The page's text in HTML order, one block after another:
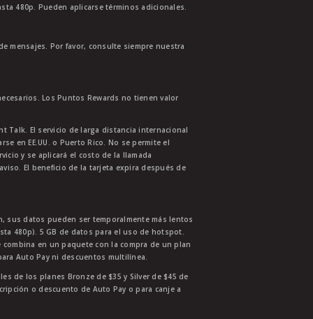
480p. Pueden aplicarse términos adicionales.
mensajes. Por favor, consulte siempre nuestra
Los Puntos Rewards no tienen valor
Talk. El servicio de larga distancia internacional
en EE.UU. o Puerto Rico. No se permite el
y se aplicará el costo de la llamada
El beneficio de la tarjeta expira después de
sus datos pueden ser temporalmente más lentos
480p). 5 GB de datos para el uso de hotspot.
en un paquete con la compra de un plan
Auto Pay ni descuentos multilínea.
de los planes Bronze de $35 y Silver de $45 de
o descuento de Auto Pay o para canje a